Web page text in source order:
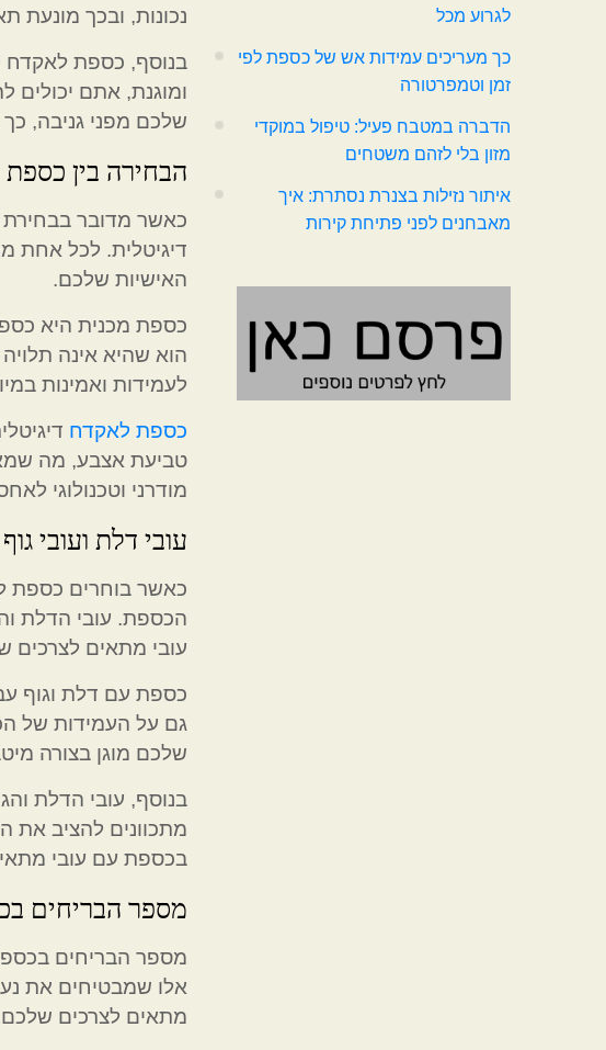
נכונות, ובכך מונעת
בנוסף, כספת לאקדח
ומוגנת, אתם יכולים
שלכם מפני גניבה,
הבחירה בין כספת
כאשר מדובר
דיגיטלית. לכל אחת
האישיות שלכם.
כספת מכנית היא
הוא שהיא אינה
לעמידות ואמינות
כספת לאקדח
טביעת אצבע, מה
מודרני וטכנולוגי
עובי דלת ועובי
כאשר בוחרים כספת
הכספת. עובי הדלת
עובי מתאים לצרכים
כספת עם דלת וגוף
גם על העמידות של
שלכם מוגן בצורה
בנוסף, עובי הדלת
מתכוונים להציב
בכספת עם עובי
מספר הבריחים
מספר הבריחים
אלו שמבטיחים את
מתאים לצרכים
לגרוע מכל
כך מעריכים עמידות אש של כספת לפי
זמן וטמפרטורה
הדברה במטבח פעיל: טיפול במוקדי
מזון בלי לזהם משטחים
איתור נזילות בצנרת נסתרת: איך
מאבחנים לפני פתיחת קירות